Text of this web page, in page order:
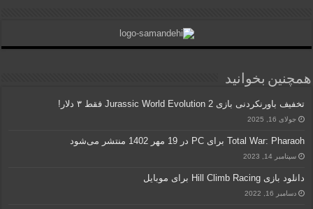
همچنین بخوانید
تخفیف باورنکردنی بازی Jurassic World Evolution 2 فقط ۳ دلار!
جولای 16, 2025
Total War: Pharaoh برای PC در 19 مهر 1402 منتشر می‌شود
سپتامبر 14, 2023
دانلود بازی Hill Climb Racing برای موبایل
دسامبر 16, 2022